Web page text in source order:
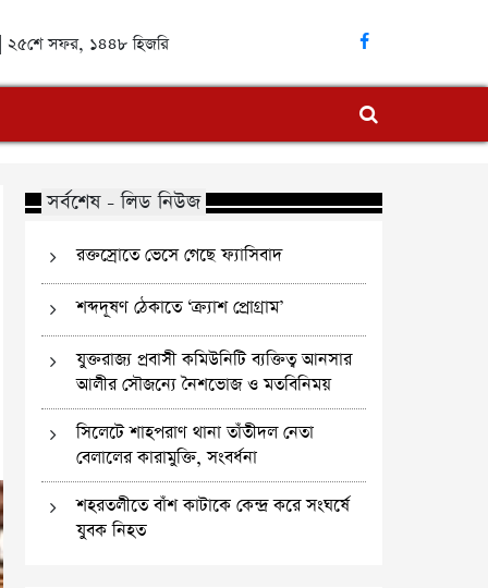
| ২৫শে সফর, ১৪৪৮ হিজরি
সর্বশেষ - লিড নিউজ
রক্তস্রোতে ভেসে গেছে ফ্যাসিবাদ
শব্দদূষণ ঠেকাতে ‘ক্র্যাশ প্রোগ্রাম’
যুক্তরাজ্য প্রবাসী কমিউনিটি ব্যক্তিত্ব আনসার
আলীর সৌজন্যে নৈশভোজ ও মতবিনিময়
সিলেটে শাহপরাণ থানা তাঁতীদল নেতা
বেলালের কারামুক্তি, সংবর্ধনা
শহরতলীতে বাঁশ কাটাকে কেন্দ্র করে সংঘর্ষে
যুবক নিহত